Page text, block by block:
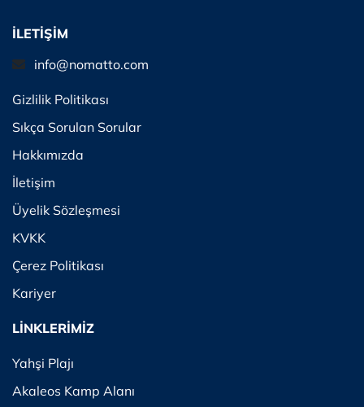
İLETİŞİM
info@nomatto.com
Gizlilik Politikası
Sıkça Sorulan Sorular
Hakkımızda
İletişim
Üyelik Sözleşmesi
KVKK
Çerez Politikası
Kariyer
LİNKLERİMİZ
Yahşi Plajı
Akaleos Kamp Alanı